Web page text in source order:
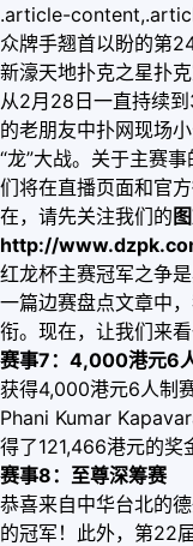
.article-
众牌手翘首以盼的第
新濠天地扑克之星扑
从2月28日一直持续
的老朋友中扑网现场
“龙”大战。关于主赛
们将在直播页面和官
在，请先关注我们的
http://
红龙杯主赛冠军之争
一篇边赛盘点文章中
衔。现在，让我们来
赛事7：4,000港元6
获得4,000港元6人制
Phani Kumar
得了121,466港元的奖
赛事8：至尊深筹赛
恭喜来自中华台北的
的冠军！此外，第22